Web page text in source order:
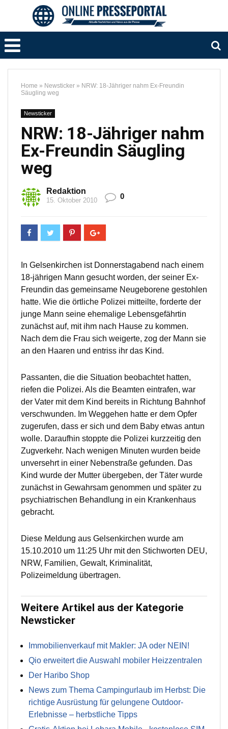
Home » Newsticker » NRW: 18-Jähriger nahm Ex-Freundin
Säugling weg
Newsticker
NRW: 18-Jähriger nahm
Ex-Freundin Säugling
weg
Redaktion
15. Oktober 2010 0
In Gelsenkirchen ist Donnerstagabend nach einem
18-jährigen Mann gesucht worden, der seiner Ex-
Freundin das gemeinsame Neugeborene gestohlen
hatte. Wie die örtliche Polizei mitteilte, forderte der
junge Mann seine ehemalige Lebensgefährtin
zunächst auf, mit ihm nach Hause zu kommen.
Nach dem die Frau sich weigerte, zog der Mann sie
an den Haaren und entriss ihr das Kind.
Passanten, die die Situation beobachtet hatten,
riefen die Polizei. Als die Beamten eintrafen, war
der Vater mit dem Kind bereits in Richtung Bahnhof
verschwunden. Im Weggehen hatte er dem Opfer
zugerufen, dass er sich und dem Baby etwas antun
wolle. Daraufhin stoppte die Polizei kurzzeitig den
Zugverkehr. Nach wenigen Minuten wurden beide
unversehrt in einer Nebenstraße gefunden. Das
Kind wurde der Mutter übergeben, der Täter wurde
zunächst in Gewahrsam genommen und später zu
psychiatrischen Behandlung in ein Krankenhaus
gebracht.
Diese Meldung aus Gelsenkirchen wurde am
15.10.2010 um 11:25 Uhr mit den Stichworten DEU,
NRW, Familien, Gewalt, Kriminalität,
Polizeimeldung übertragen.
Weitere Artikel aus der Kategorie
Newsticker
Immobilienverkauf mit Makler: JA oder NEIN!
Qio erweitert die Auswahl mobiler Heizzentralen
Der Haribo Shop
News zum Thema Campingurlaub im Herbst: Die
richtige Ausrüstung für gelungene Outdoor-
Erlebnisse – herbstliche Tipps